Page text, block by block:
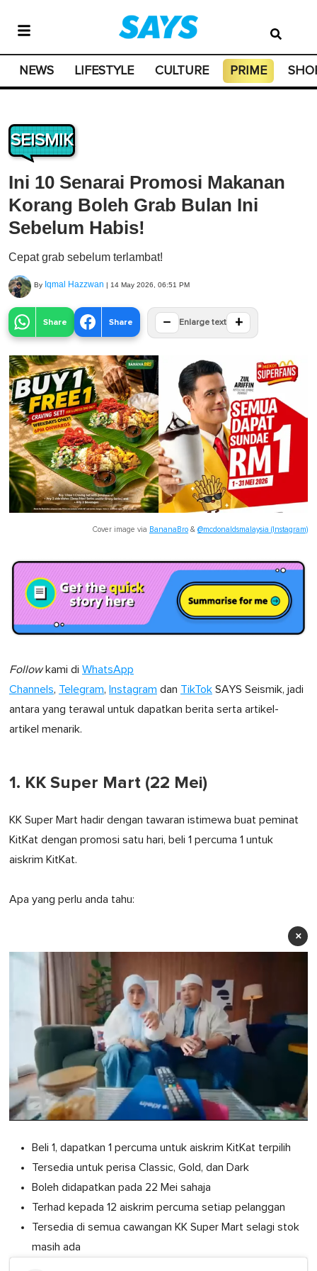
NEWS LIFESTYLE CULTURE PRIME
SEISMIK
Ini 10 Senarai Promosi Makanan
Korang Boleh Grab Bulan Ini
Sebelum Habis!
Cepat grab sebelum terlambat!
By Iqmal Hazzwan | 14 May 2026, 06:51 PM
Share Share − Enlarge text +
Cover image via BananaBro & @mcdonaldsmalaysia (Instagram)
Followkami di WhatsApp
Channels, Telegram, Instagram dan TikTok SAYS Seismik, jadi
antara yang terawal untuk dapatkan berita serta artikel-
artikel menarik.
1. KK Super Mart (22 Mei)
KK Super Mart hadir dengan tawaran istimewa buat peminat
KitKat dengan promosi satu hari, beli 1 percuma 1 untuk
aiskrim KitKat.
Apa yang perlu anda tahu:
×
Beli 1, dapatkan 1 percuma untuk aiskrim KitKat terpilih
Tersedia untuk perisa Classic, Gold, dan Dark
Boleh didapatkan pada 22 Mei sahaja
Terhad kepada 12 aiskrim percuma setiap pelanggan
Tersedia di semua cawangan KK Super Mart selagi stok
masih ada